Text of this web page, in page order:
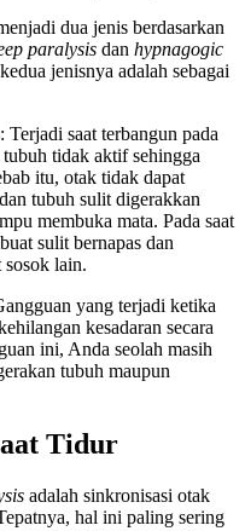
dua jenis berdasarkan
paralysis dan hypnagogic
jenisnya adalah sebagai
: Terjadi saat terbangun pada
tidak aktif sehingga
itu, otak tidak dapat
tubuh sulit digerakkan
membuka mata. Pada saat
sulit bernapas dan
sosok lain.
yang terjadi ketika
kesadaran secara
ini, Anda seolah masih
tubuh maupun
Tidur
adalah sinkronisasi otak
hal ini paling sering